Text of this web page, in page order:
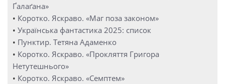
Ґалаґана»
• Коротко. Яскраво. «Маг поза законом»
• Українська фантастика 2025: список
• Пунктир. Тетяна Адаменко
• Коротко. Яскраво. «Прокляття Григора
Нетутешнього»
• Коротко. Яскраво. «Семптем»